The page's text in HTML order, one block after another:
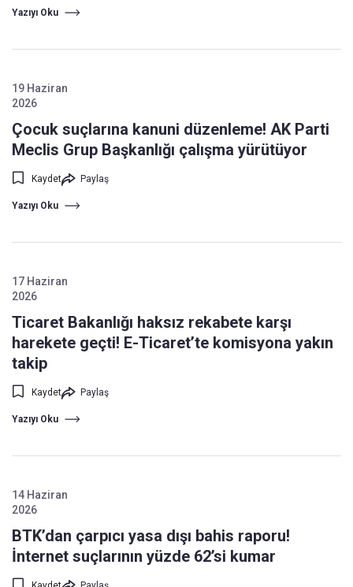
Yazıyı Oku
19 Haziran
2026
Çocuk suçlarına kanuni düzenleme! AK Parti
Meclis Grup Başkanlığı çalışma yürütüyor
Kaydet Paylaş
Yazıyı Oku
17 Haziran
2026
Ticaret Bakanlığı haksız rekabete karşı
harekete geçti! E-Ticaret’te komisyona yakın
takip
Kaydet Paylaş
Yazıyı Oku
14 Haziran
2026
BTK’dan çarpıcı yasa dışı bahis raporu!
İnternet suçlarının yüzde 62’si kumar